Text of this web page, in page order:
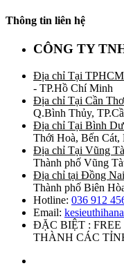
Thông tin liên hệ
CÔNG TY
Địa chỉ Tại TPHCM
- TP.Hồ Chí Minh
Địa chỉ Tại Cần Thơ
Q.Bình Thủy,
Địa chỉ Tại Bình
Thới Hoà, Bến
Địa chỉ Tại Vũng
Thành phố Vũng
Địa chỉ tại Đồng Nai
Thành phố Biên
Hotline: 036 912
Email:
ĐẶC BIỆT :
THÀNH CÁC